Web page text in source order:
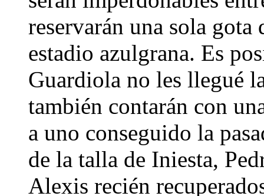
reservarán una sola
estadio azulgrana. Es
Guardiola no les llegué
también contarán con
a uno conseguido la
de la talla de Iniesta,
Alexis recién